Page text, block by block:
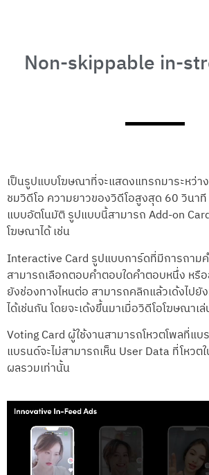
Non-skippable in-
เป็นรูปแบบโฆษณาที่จะแสดงแทรกมาระหว่า
ชมวิดีโอ ความยาวของวิดีโอสูงสุด 60 วินา
แบบอัตโนมัติ รูปแบบนี้สามารถ Add-on Card
โฆษณาได้ เช่น
Interactive Card รูปแบบการ์ดที่มีการถาม
สามารถเลือกตอบคำตอบใดคำตอบหนึ่ง หรื
ยังช่องทางไหนต่อ สามารถคลิกแล้วเด้งไปยั
ได้เช่นกัน โดยจะเด้งขึ้นมาเมื่อวิดีโอโฆษณาเ
Voting Card ผู้ใช้งานสามารถโหวตโพลที่แ
แบรนด์จะไม่สามารถเห็น User Data ที่โหวต
ผลรวมเท่านั้น